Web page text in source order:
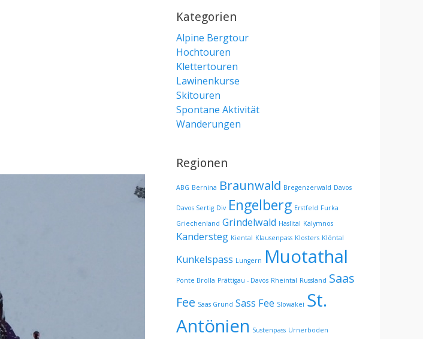
Kategorien
Alpine Bergtour
Hochtouren
Klettertouren
Lawinenkurse
Skitouren
Spontane Aktivität
Wanderungen
Regionen
ABG Bernina Braunwald Bregenzerwald Davos
Davos Sertig Div Engelberg Erstfeld Furka
Griechenland Grindelwald Haslital Kalymnos
Kandersteg Kiental Klausenpass Klosters Klöntal
Kunkelspass Lungern Muotathal
Ponte Brolla Prättigau - Davos Rheintal Russland Saas
Fee Saas Grund Sass Fee Slowakei St.
Antönien Sustenpass Urnerboden